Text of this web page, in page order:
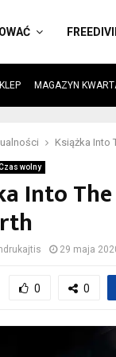
MAGAZYN
Książka Into
wolny
Into
29 maja
0 0